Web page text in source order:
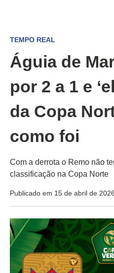
TEMPO REAL
Águia de
por 2 a 1 e
da Copa
como foi
Com a derrota o Remo não
classificação na Copa Norte
Publicado em 15 de abril de